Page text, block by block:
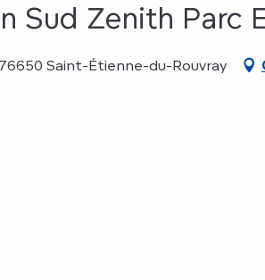
Sud Zenith Parc
Saint-Étienne-du-Rouvray